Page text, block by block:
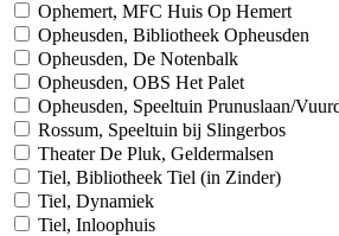
Ophemert, MFC Huis Op Hemert
Opheusden, Bibliotheek Opheusden
Opheusden, De Notenbalk
Opheusden, OBS Het Palet
Opheusden, Speeltuin Prunuslaan/
Rossum, Speeltuin bij Slingerbos
Theater De Pluk, Geldermalsen
Tiel, Bibliotheek Tiel (in Zinder)
Tiel, Dynamiek
Tiel, Inloophuis